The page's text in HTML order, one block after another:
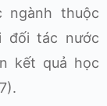
ngành thuộc
đối tác nước
kết quả học